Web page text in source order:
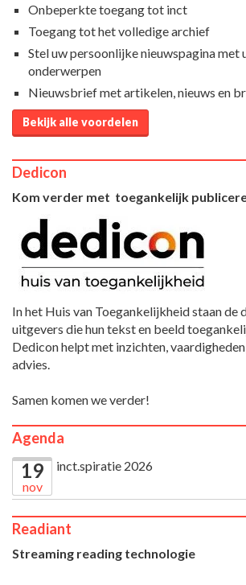
Onbeperkte toegang tot inct
Toegang tot het volledige archief
Stel uw persoonlijke nieuwspagina met
onderwerpen
Nieuwsbrief met artikelen, nieuws en
Bekijk alle voordelen
Dedicon
Kom verder met toegankelijk
In het Huis van Toegankelijkheid staan de
uitgevers die hun tekst en beeld
Dedicon helpt met inzichten,
advies.
Samen komen we verder!
Agenda
19
nov
inct.spiratie 2026
Readiant
Streaming reading technologie